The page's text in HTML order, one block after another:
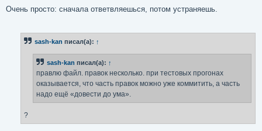
Очень просто: сначала ответвляешься, потом устраняешь.
sash-kan писал(а): ↑
sash-kan писал(а): ↑
правлю файл. правок несколько. при тестовых прогонах
оказывается, что часть правок можно уже коммитить, а часть
надо ещё «довести до ума».
?